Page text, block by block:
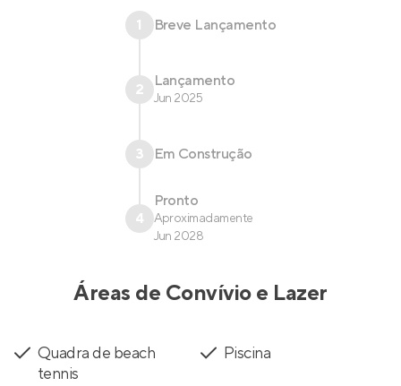
1 Breve Lançamento
2 Lançamento
Jun 2025
3 Em Construção
4
Pronto
Aproximadamente
Jun 2028
Áreas de Convívio e Lazer
Quadra de beach
tennis
Piscina